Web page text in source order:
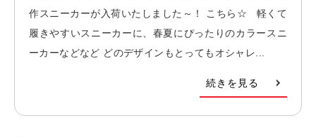
作スニーカーが入荷いたしました～！ こちら☆ 軽くて
履きやすいスニーカーに、春夏にぴったりのカラースニ
ーカーなどなど どのデザインもとってもオシャレ...
続きを見る